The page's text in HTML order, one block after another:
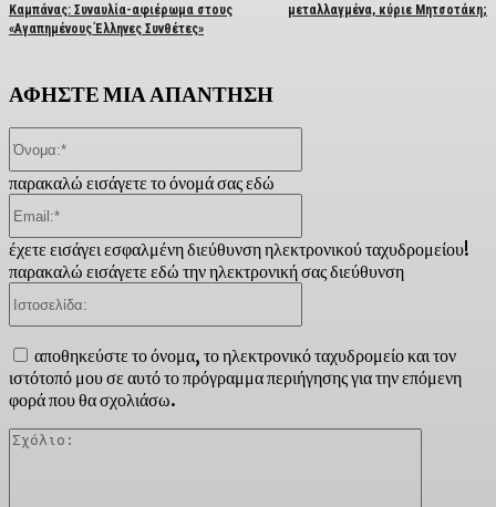
Καμπάνας: Συναυλία-αφιέρωμα στους
«Αγαπημένους Έλληνες Συνθέτες»
μεταλλαγμένα, κύριε Μητσοτάκη;
ΑΦΗΣΤΕ ΜΙΑ ΑΠΑΝΤΗΣΗ
παρακαλώ εισάγετε το όνομά σας εδώ
έχετε εισάγει εσφαλμένη διεύθυνση ηλεκτρονικού ταχυδρομείου!
παρακαλώ εισάγετε εδώ την ηλεκτρονική σας διεύθυνση
αποθηκεύστε το όνομα, το ηλεκτρονικό ταχυδρομείο και τον
ιστότοπό μου σε αυτό το πρόγραμμα περιήγησης για την επόμενη
φορά που θα σχολιάσω.